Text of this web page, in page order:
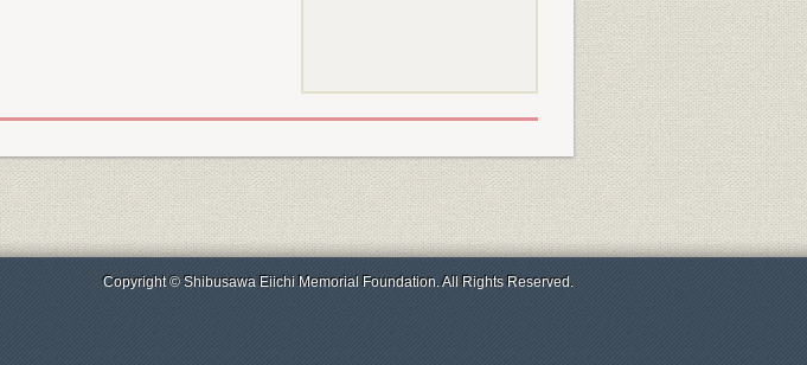
Copyright © Shibusawa Eiichi Memorial Foundation. All Rights Reserved.